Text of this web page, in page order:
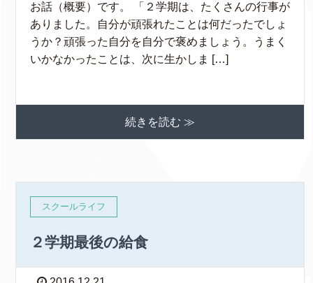
お話（概要）です。 「２学期は、たくさんの行事が
ありました。自分が頑張れたことは何だったでしょ
うか？頑張った自分を自分で褒めましょう。うまく
いかなかったことは、次に生かしま […]
続きを読む ≫
スクールライフ
２学期最後の給食